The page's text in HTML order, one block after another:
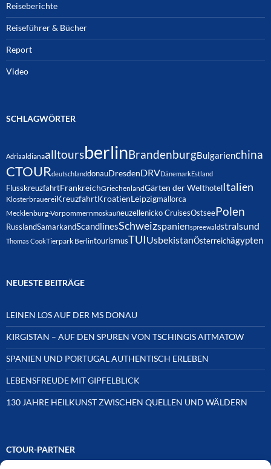
Reiseberichte
Reiseführer & Bücher
Report
Video
SCHLAGWÖRTER
AdriaaldianaalltoursberlinBrandenburgBulgarienchina
CTOURdeutschlanddonauDresdenDRVDänemarkEstland
FlusskreuzfahrtFrankreichGriechenlandGärten der Welthotel Italien
KlosterbrauereiKreuzfahrtKroatienLeipzigmallorca
Mecklenburg-Vorpommernmoskauneuzellenicko CruisesOstseePolen
RusslandSamarkandScandlinesSchweizspanienspreewaldstralsund
Thomas CookTierpark BerlintourismusTUIUsbekistanÖsterreichägypten
NEUESTE BEITRÄGE
LEINEN LOS AUF DER MS DONAU
KIRGISTAN – AUF DEN SPUREN VON TSCHINGIS AITMATOW
SPANIEN UND PORTUGAL AUTHENTISCH ERLEBEN
LEBENSFREUDE MIT GIPFELBLICK
130 JAHRE HEILKUNST ZWISCHEN QUELLEN UND WÄLDERN
CTOUR-PARTNER